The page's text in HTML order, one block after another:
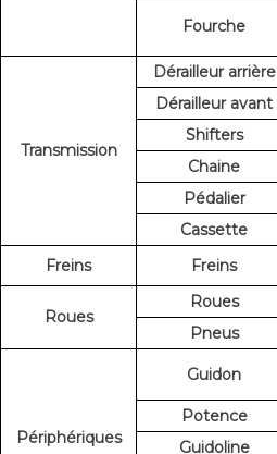
Fourche
Transmission
Dérailleur arrière
Dérailleur avant
Shifters
Chaine
Pédalier
Cassette
Freins Freins
Roues
Roues
Pneus
Périphériques
Guidon
Potence
Guidoline